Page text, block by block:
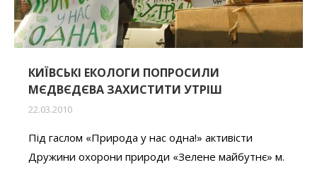
КИЇВСЬКІ ЕКОЛОГИ ПОПРОСИЛИ
МЄДВЄДЄВА ЗАХИСТИТИ УТРІШ
22.03.2010
Під гаслом «Природа у нас одна!» активісти
Дружини охорони природи «Зелене майбутнє» м.